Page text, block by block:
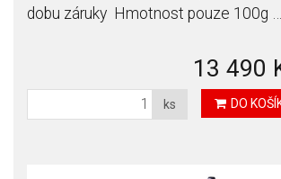
dobu záruky Hmotnost pouze 100g …
13 490
ks DO